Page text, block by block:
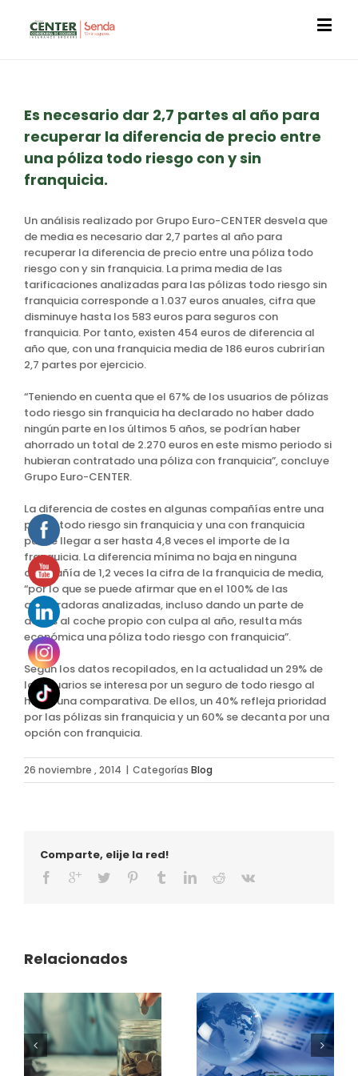
Es necesario dar 2,7 partes al año para
recuperar la diferencia de precio entre
una póliza todo riesgo con y sin
franquicia.
Un análisis realizado por Grupo Euro-CENTER desvela que
de media es necesario dar 2,7 partes al año para
recuperar la diferencia de precio entre una póliza todo
riesgo con y sin franquicia. La prima media de las
tarificaciones analizadas para las pólizas todo riesgo sin
franquicia corresponde a 1.037 euros anuales, cifra que
disminuye hasta los 583 euros para seguros con
franquicia. Por tanto, existen 454 euros de diferencia al
año que, con una franquicia media de 186 euros cubrirían
2,7 partes por ejercicio.
“Teniendo en cuenta que el 67% de los usuarios de pólizas
todo riesgo sin franquicia ha declarado no haber dado
ningún parte en los últimos 5 años, se podrían haber
ahorrado un total de 2.270 euros en este mismo periodo si
hubieran contratado una póliza con franquicia”, concluye
Grupo Euro-CENTER.
La diferencia de costes en algunas compañías entre una
póliza todo riesgo sin franquicia y una con franquicia
puede llegar a ser hasta 4,8 veces el importe de la
franquicia. La diferencia mínima no baja en ninguna
compañía de 1,2 veces la cifra de la franquicia de media,
“por lo que se puede afirmar que en el 100% de las
aseguradoras analizadas, incluso dando un parte de
daños al coche propio con culpa al año, resulta más
económica una póliza todo riesgo con franquicia”.
Según los datos recopilados, en la actualidad un 29% de
los usuarios se interesa por un seguro de todo riesgo al
hacer una comparativa. De ellos, un 40% refleja prioridad
por las pólizas sin franquicia y un 60% se decanta por una
opción con franquicia.
26 noviembre , 2014 | Categorías Blog
Comparte, elije la red!
Relacionados
El seguro del
crédito
Las empresas
frente al espejo